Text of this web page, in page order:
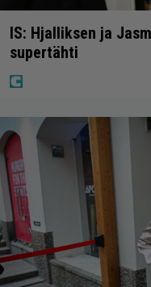
IS: Hjalliksen ja
supertähti